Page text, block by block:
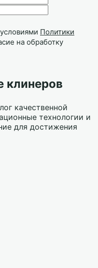
Политики
на обработку
клинеров
качественной
технологии и
для достижения